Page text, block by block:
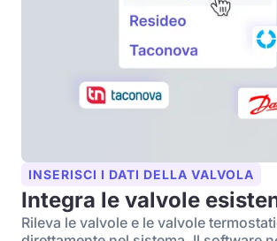
INSERISCI I DATI DELLA VALVOLA
Integra le valvole
Rileva le valvole e le valvole